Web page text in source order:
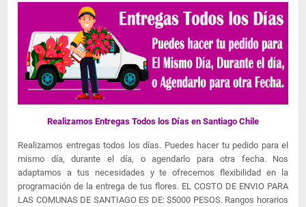
Realizamos Entregas Todos los Días en Santiago Chile
Realizamos entregas todos los días. Puedes hacer tu pedido para el
mismo día, durante el día, o agendarlo para otra fecha. Nos
adaptamos a tus necesidades y te ofrecemos flexibilidad en la
programación de la entrega de tus flores. EL COSTO DE ENVIO PARA
LAS COMUNAS DE SANTIAGO ES DE: $5000 PESOS. Rangos horarios